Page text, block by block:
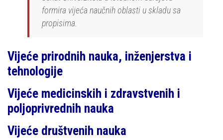
formira vijeća naučnih oblasti u skladu sa
propisima.
Vijeće prirodnih nauka, inženjerstva i
tehnologije
Vijeće medicinskih i zdravstvenih i
poljoprivrednih nauka
Vijeće društvenih nauka